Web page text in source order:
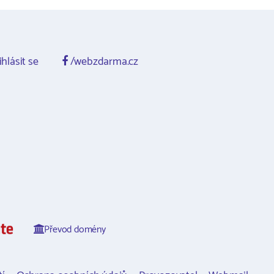
se /webzdarma.cz
Převod domény